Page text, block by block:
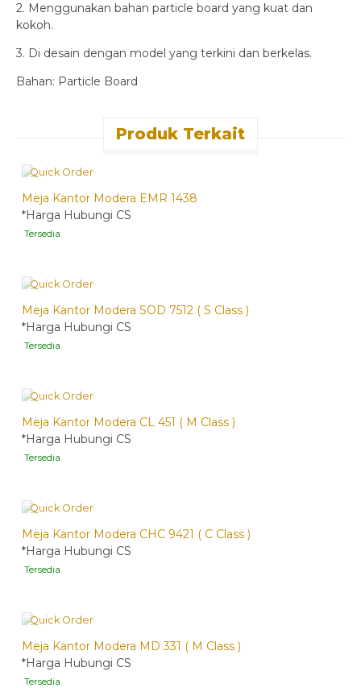
2. Menggunakan bahan particle board yang kuat dan
kokoh.
3. Di desain dengan model yang terkini dan berkelas.
Bahan: Particle Board
Produk Terkait
Quick Order
Meja Kantor Modera EMR 1438
*Harga Hubungi CS
Tersedia
Quick Order
Meja Kantor Modera SOD 7512 ( S Class )
*Harga Hubungi CS
Tersedia
Quick Order
Meja Kantor Modera CL 451 ( M Class )
*Harga Hubungi CS
Tersedia
Quick Order
Meja Kantor Modera CHC 9421 ( C Class )
*Harga Hubungi CS
Tersedia
Quick Order
Meja Kantor Modera MD 331 ( M Class )
*Harga Hubungi CS
Tersedia